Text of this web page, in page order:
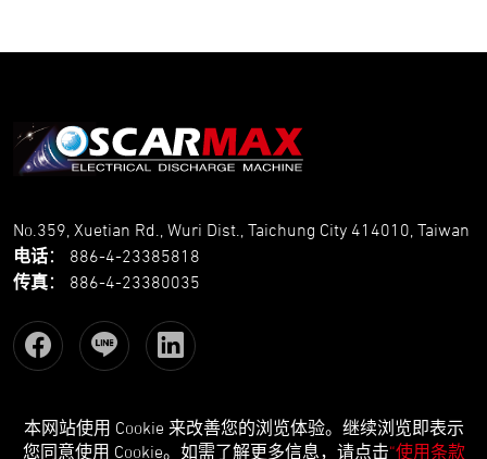
No.359, Xuetian Rd., Wuri Dist., Taichung City 414010, Taiwan
电话： 886-4-23385818
传真： 886-4-23380035
Copyright © OSCARMAX All Rights Reserved. Designedby Lets
本网站使用 Cookie 来改善您的浏览体验。继续浏览即表示
您同意使用 Cookie。如需了解更多信息，请点击“使用条款